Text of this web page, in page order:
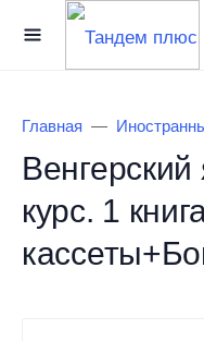
Главная
курс. 1